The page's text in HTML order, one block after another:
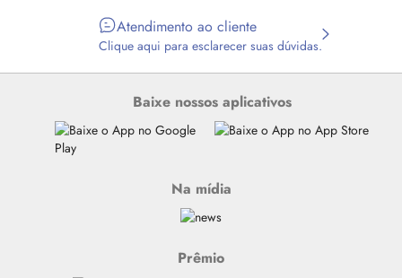
Atendimento ao cliente
Clique aqui para esclarecer suas dúvidas.
Baixe nossos aplicativos
Na mídia
Prêmio